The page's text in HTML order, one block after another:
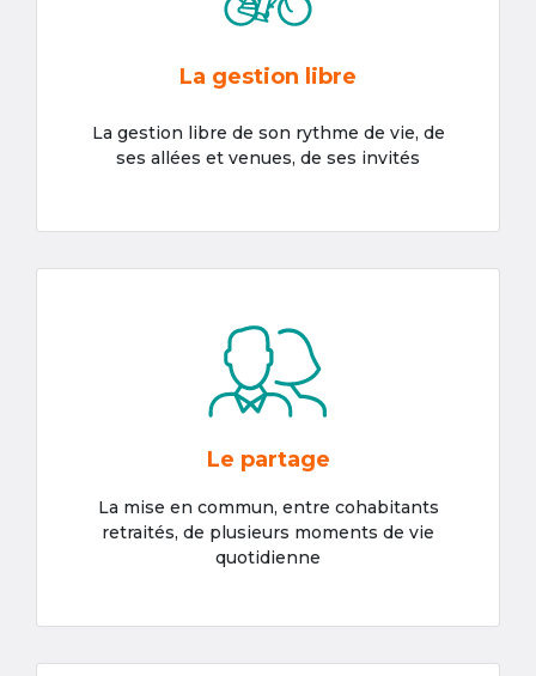
La gestion libre
La gestion libre de son rythme de vie, de
ses allées et venues, de ses invités
Le partage
La mise en commun, entre cohabitants
retraités, de plusieurs moments de vie
quotidienne